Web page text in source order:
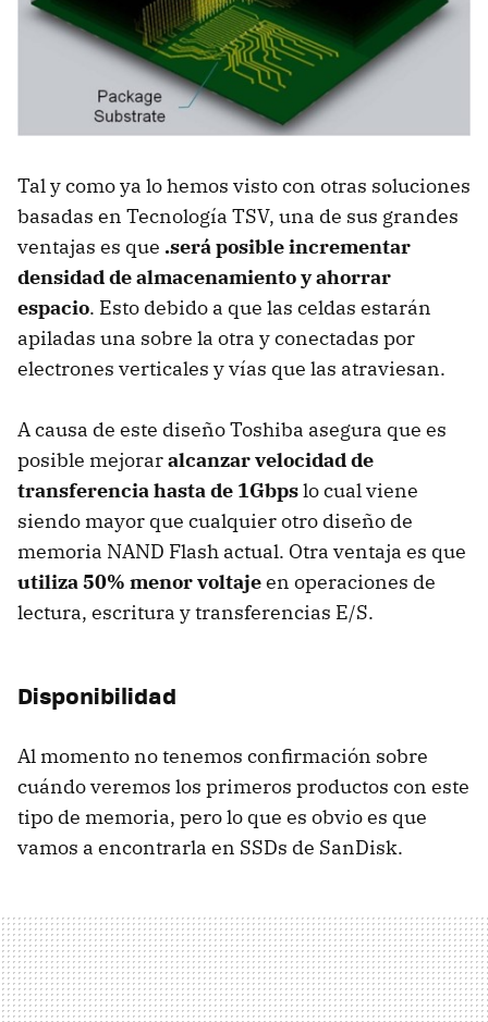
Tal y como ya lo hemos visto con otras soluciones
basadas en Tecnología TSV, una de sus grandes
ventajas es que .será posible incrementar
densidad de almacenamiento y ahorrar
espacio. Esto debido a que las celdas estarán
apiladas una sobre la otra y conectadas por
electrones verticales y vías que las atraviesan.
A causa de este diseño Toshiba asegura que es
posible mejoraralcanzar velocidad de
transferencia hasta de 1Gbpslo cual viene
siendo mayor que cualquier otro diseño de
memoria NAND Flash actual. Otra ventaja es que
utiliza 50% menor voltajeen operaciones de
lectura, escritura y transferencias E/S.
Disponibilidad
Al momento no tenemos confirmación sobre
cuándo veremos los primeros productos con este
tipo de memoria, pero lo que es obvio es que
vamos a encontrarla en SSDs de SanDisk.